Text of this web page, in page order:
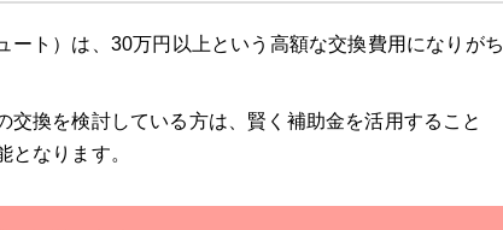
ート）は、30万円以上という高額な交換費用になりがち
換を検討している方は、賢く補助金を活用すること
なります。